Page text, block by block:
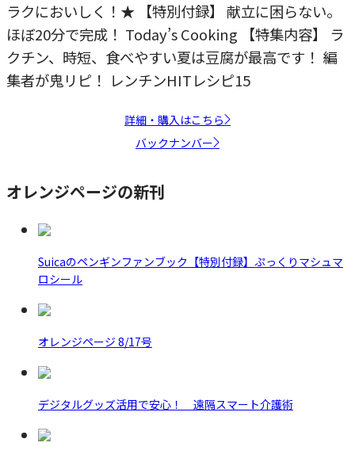
ラクにおいしく！★ 【特別付録】 献立に困らない。
ほぼ20分で完成！ Today’s Cooking 【特集内容】 ラ
クチン、時短、食べやすい夏は豆腐が最高です！ 編
集者が鬼リピ！ レンチンHITレシピ15
詳細・購入はこちら
バックナンバー
オレンジページの新刊
Suicaのペンギンファンブック【特別付録】ぷっくりマシュマ
ロシール
オレンジページ 8/17号
デジタルグッズ活用で安心！ 遠隔スマート介護術